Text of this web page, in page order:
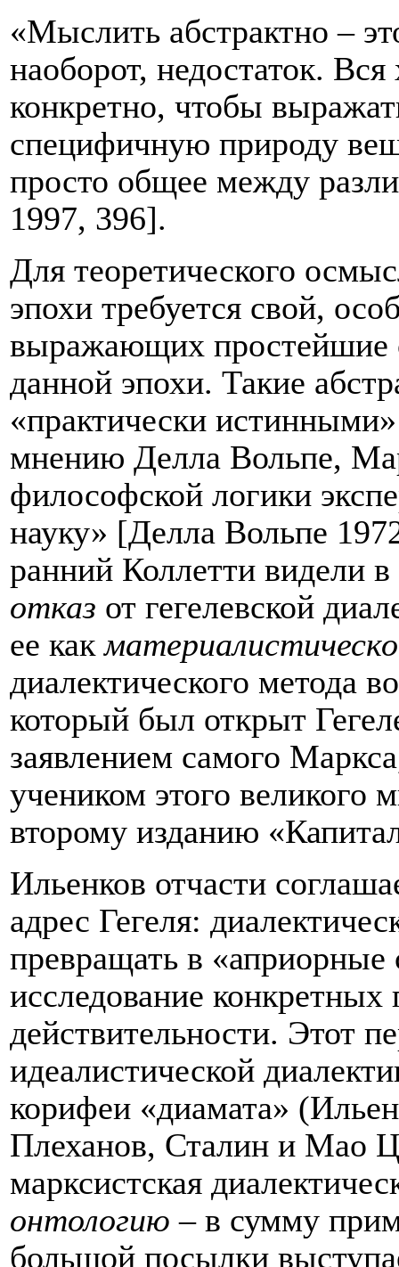
«Мыслить абстрактно –
наоборот, недостаток.
конкретно, чтобы
специфичную природу
просто общее между
1997, 396].
Для теоретического
эпохи требуется свой,
выражающих простейшие
данной эпохи. Такие
«практически
мнению Делла Вольпе,
философской логики
науку» [Делла Вольпе
ранний Коллетти видели
отказ от гегелевской
ее как
диалектического метода
который был открыт
заявлением самого Маркса
учеником этого великого
второму изданию
Ильенков отчасти
адрес Гегеля:
превращать в
исследование конкретных
действительности. Этот
идеалистической
корифеи «диамата»
Плеханов, Сталин и Мао
марксистская
онтологию – в сумму
большой посылки